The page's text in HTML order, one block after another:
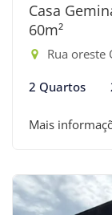
Casa
60m²
Rua oreste
2 Quartos
Mais